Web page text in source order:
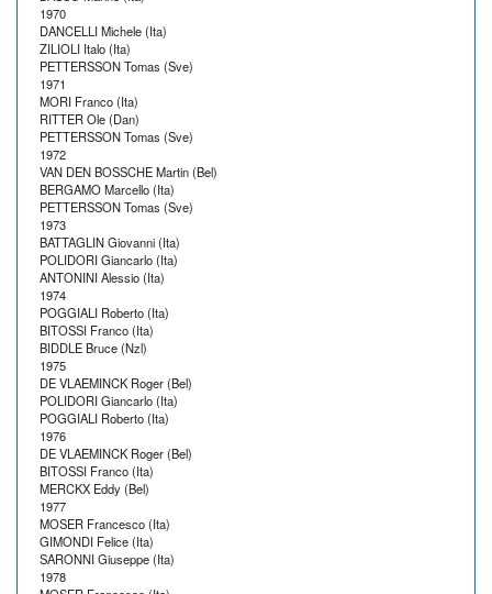
1970
DANCELLI Michele (Ita)
ZILIOLI Italo (Ita)
PETTERSSON Tomas (Sve)
1971
MORI Franco (Ita)
RITTER Ole (Dan)
PETTERSSON Tomas (Sve)
1972
VAN DEN BOSSCHE Martin (Bel)
BERGAMO Marcello (Ita)
PETTERSSON Tomas (Sve)
1973
BATTAGLIN Giovanni (Ita)
POLIDORI Giancarlo (Ita)
ANTONINI Alessio (Ita)
1974
POGGIALI Roberto (Ita)
BITOSSI Franco (Ita)
BIDDLE Bruce (Nzl)
1975
DE VLAEMINCK Roger (Bel)
POLIDORI Giancarlo (Ita)
POGGIALI Roberto (Ita)
1976
DE VLAEMINCK Roger (Bel)
BITOSSI Franco (Ita)
MERCKX Eddy (Bel)
1977
MOSER Francesco (Ita)
GIMONDI Felice (Ita)
SARONNI Giuseppe (Ita)
1978